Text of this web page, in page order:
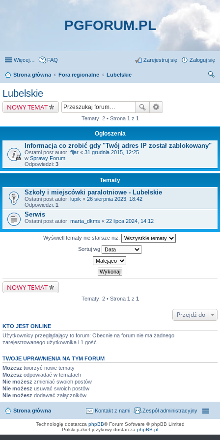
PGFORUM.PL
Więcej… FAQ Zaloguj się
Zarejestruj się
Strona główna Fora regionalne
Lubelskie
Lubelskie
NOWY TEMAT
Tematy: 2 • Strona 1 z 1
Ogłoszenia
Informacja co zrobić gdy "Twój adres IP został zablokowany"
Ostatni post autor: fijar « 31 grudnia 2015, 12:25
w Sprawy Forum
Odpowiedzi: 3
Tematy
Szkoły i miejscówki paralotniowe - Lubelskie
Ostatni post autor: lupik « 26 sierpnia 2023, 18:42
Odpowiedzi: 1
Serwis
Ostatni post autor: marta_dkms « 22 lipca 2024, 14:12
Wyświetl tematy nie starsze niż:
Sortuj wg
NOWY TEMAT
Tematy: 2 • Strona 1 z 1
Przejdź do
KTO JEST ONLINE
Użytkownicy przeglądający to forum: Obecnie na forum nie ma żadnego
zarejestrowanego użytkownika i 1 gość
TWOJE UPRAWNIENIA NA TYM FORUM
Możesz tworzyć nowe tematy
Możesz odpowiadać w tematach
Nie możesz zmieniać swoich postów
Nie możesz usuwać swoich postów
Nie możesz dodawać załączników
Strona główna Zespół administracyjny
Kontakt z nami
Technologię dostarcza phpBB® Forum Software © phpBB Limited
Polski pakiet językowy dostarcza phpBB.pl